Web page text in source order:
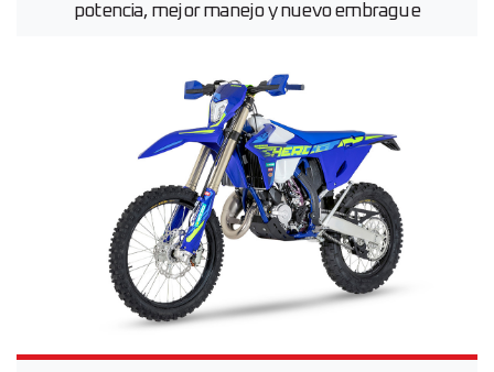
potencia, mejor manejo y nuevo embrague